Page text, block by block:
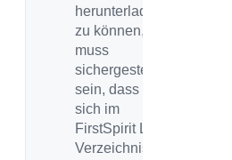
herunterladen
zu können,
muss
sichergestellt
sein, dass sie
sich im
FirstSpirit Log-
Verzeichnis